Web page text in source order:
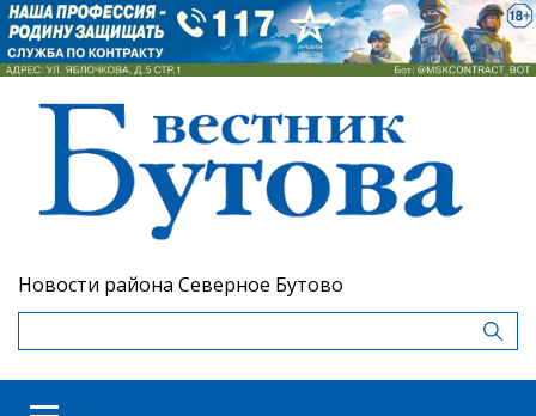
Новости района Северное Бутово